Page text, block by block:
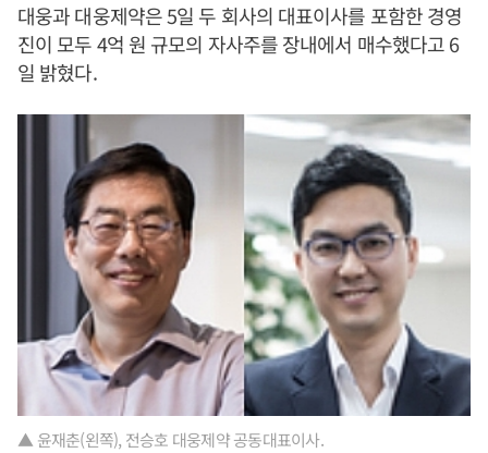
대웅과 대웅제약은 5일 두 회사의 대표이사를 포함한 경영
진이 모두 4억 원 규모의 자사주를 장내에서 매수했다고 6
일 밝혔다.
▲ 윤재춘(왼쪽), 전승호 대웅제약 공동대표이사.